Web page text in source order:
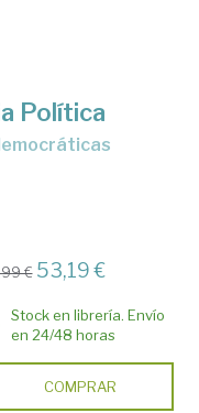
Política
€ 53,19 €
Stock en librería. Envío
en 24/48 horas
COMPRAR